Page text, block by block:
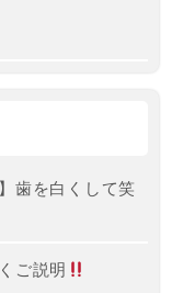
歯を白くして笑
ご説明